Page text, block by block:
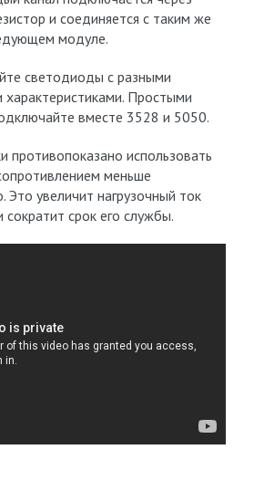
и соединяется с таким же
модуле.
светодиоды с разными
характеристиками. Простыми
вместе 3528 и 5050.
противопоказано использовать
меньше
Это увеличит нагрузочный ток
срок его службы.